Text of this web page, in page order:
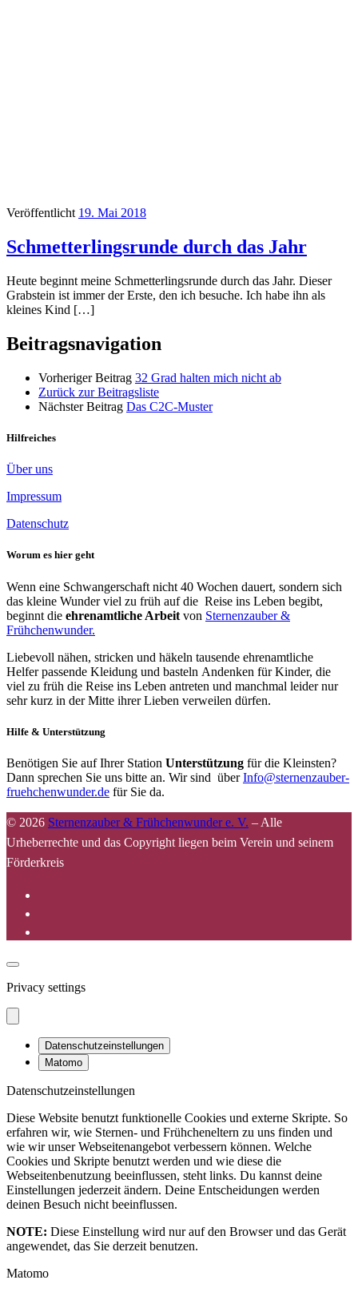
Veröffentlicht 19. Mai 2018
Schmetterlingsrunde durch das Jahr
Heute beginnt meine Schmetterlingsrunde durch das Jahr. Dieser
Grabstein ist immer der Erste, den ich besuche. Ich habe ihn als
kleines Kind […]
Beitragsnavigation
Vorheriger Beitrag 32 Grad halten mich nicht ab
Zurück zur Beitragsliste
Nächster Beitrag Das C2C-Muster
Hilfreiches
Über uns
Impressum
Datenschutz
Worum es hier geht
Wenn eine Schwangerschaft nicht 40 Wochen dauert, sondern sich
das kleine Wunder viel zu früh auf die Reise ins Leben begibt,
beginnt die ehrenamtliche Arbeit von Sternenzauber &
Frühchenwunder.
Liebevoll nähen, stricken und häkeln tausende ehrenamtliche
Helfer passende Kleidung und basteln Andenken für Kinder, die
viel zu früh die Reise ins Leben antreten und manchmal leider nur
sehr kurz in der Mitte ihrer Lieben verweilen dürfen.
Hilfe & Unterstützung
Benötigen Sie auf Ihrer Station Unterstützung für die Kleinsten?
Dann sprechen Sie uns bitte an. Wir sind überInfo@sternenzauber-
fruehchenwunder.de für Sie da.
© 2026 Sternenzauber & Frühchenwunder e. V. – Alle
Urheberrechte und das Copyright liegen beim Verein und seinem
Förderkreis
Privacy settings
Datenschutzeinstellungen
Matomo
Datenschutzeinstellungen
Diese Website benutzt funktionelle Cookies und externe Skripte. So
erfahren wir, wie Sternen- und Frühcheneltern zu uns finden und
wie wir unser Webseitenangebot verbessern können. Welche
Cookies und Skripte benutzt werden und wie diese die
Webseitenbenutzung beeinflussen, steht links. Du kannst deine
Einstellungen jederzeit ändern. Deine Entscheidungen werden
deinen Besuch nicht beeinflussen.
NOTE: Diese Einstellung wird nur auf den Browser und das Gerät
angewendet, das Sie derzeit benutzen.
Matomo